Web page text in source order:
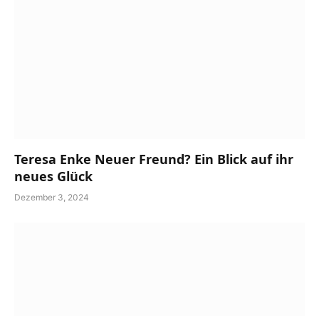
Teresa Enke Neuer Freund? Ein Blick auf ihr
neues Glück
Dezember 3, 2024